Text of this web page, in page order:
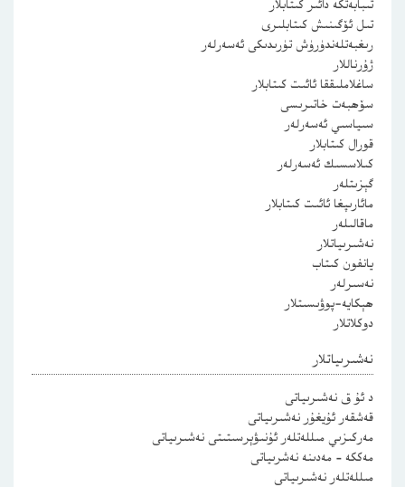
تىبابەتكە دائىر كىتابلار
تىل ئۆگىنىش كىتابلىرى
رىغبەتلەندۈرۈش تۈرىدىكى ئەسەرلەر
ژۇرناللار
ساغلاملىققا ئائىت كىتابلار
سۆھبەت خاتىرىسى
سىياسىي ئەسەرلەر
قورال كىتابلار
كىلاسسىك ئەسەرلەر
گېزىتلەر
مائارىپغا ئائىت كىتابلار
ماقالىلەر
نەشىرىياتلار
يانفون كىتاب
نەسىرلەر
ھېكايە-پوۋىسىتلار
دوكلاتلار
نەشىرىياتلار
د ئۇ ق نەشىرىياتى
قەشقەر ئۇيغۇر نەشىرىياتى
مەركىزىي مىللەتلەر ئۇنىۋېرسىتىتى نەشىرىياتى
مەككە – مەدىنە نەشرىياتى
مىللەتلەر نەشىرىياتى